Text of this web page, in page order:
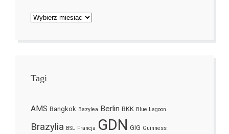
Archiwa
Tagi
AMS Bangkok Bazylea Berlin BKK Blue Lagoon
Brazylia BSL Francja GDN GIG Guinness